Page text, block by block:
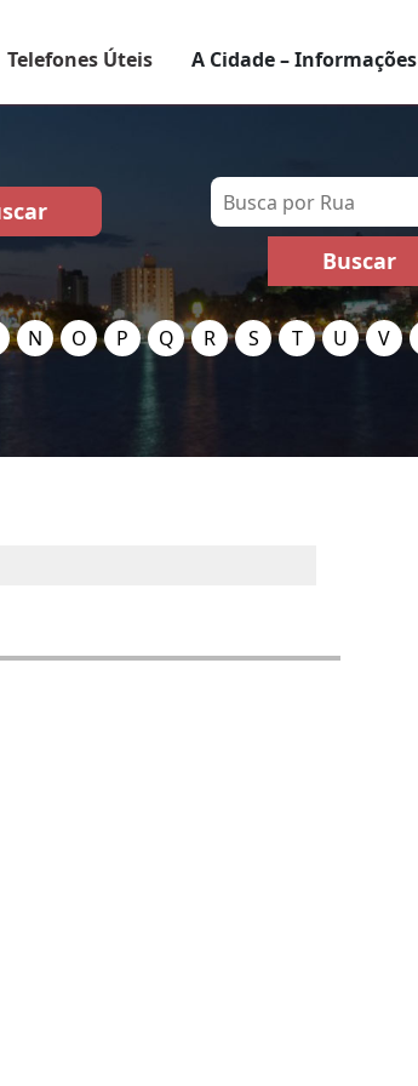
Telefones Úteis A Cidade – Informações
N O P Q R S T U V